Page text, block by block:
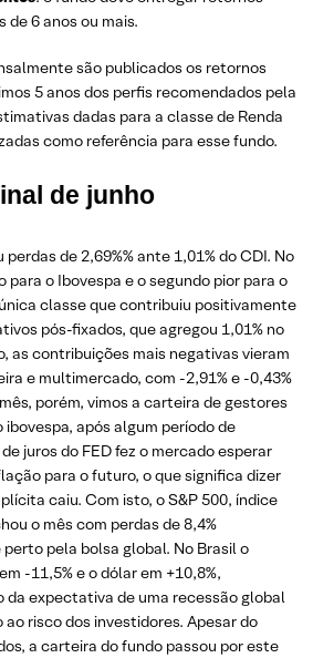
6 anos ou mais.
são publicados os retornos
5 anos dos perfis recomendados pela
dadas para a classe de Renda
como referência para esse fundo.
de junho
de 2,69%% ante 1,01% do CDI. No
para o Ibovespa e o segundo pior para o
classe que contribuiu positivamente
pós-fixados, que agregou 1,01% no
as contribuições mais negativas vieram
e multimercado, com -2,91% e -0,43%
porém, vimos a carteira de gestores
após algum período de
juros do FED fez o mercado esperar
para o futuro, o que significa dizer
caiu. Com isto, o S&P 500, índice
o mês com perdas de 8,4%
pela bolsa global. No Brasil o
-11,5% e o dólar em +10,8%,
da expectativa de uma recessão global
risco dos investidores. Apesar do
a carteira do fundo passou por este